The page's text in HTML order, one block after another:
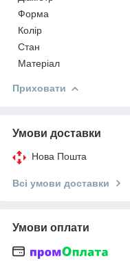
Форма
Колір
Стан
Матеріал
Приховати
Умови доставки
Нова Пошта
Всі умови доставки
Умови оплати